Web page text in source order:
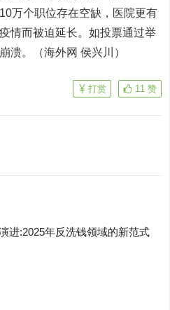
万个职位存在空缺，医院更有
情而被迫延长。如投票通过举
溃。（海外网 侯兴川）
11 赞
打赏
进:2025年反洗钱领域的新范式